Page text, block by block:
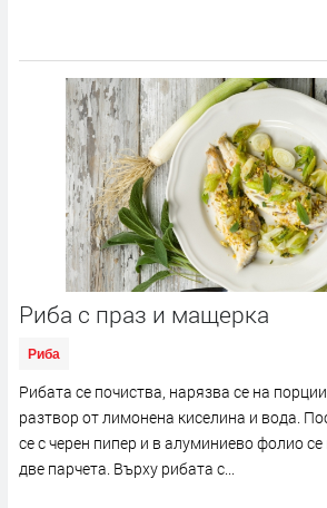
Риба с праз и мащерка
Риба
Рибата се почиства, нарязва се на
разтвор от лимонена киселина и вода.
се с черен пипер и в алуминиево фолио
две парчета. Върху рибата с...